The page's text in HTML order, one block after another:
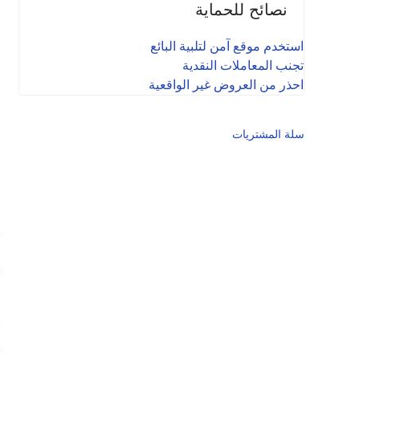
نصائح للحماية
استخدم موقع آمن لتلبية البائع
تجنب المعاملات النقدية
احذر من العروض غير الواقعية
سلة المشتريات